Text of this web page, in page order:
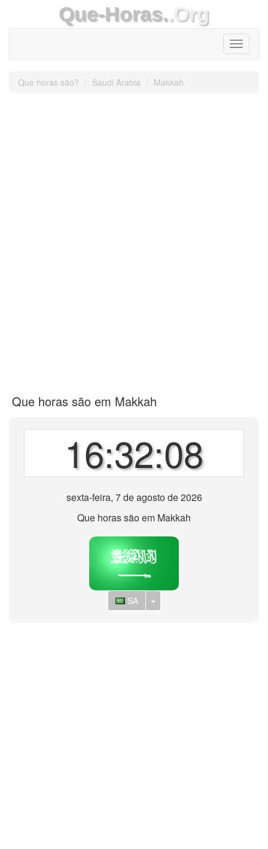
Que-Horas..Org
Toggle
Que horas são? Saudi Arabia Makkah
Que horas são em Makkah
16:32:08
sexta-feira, 7 de agosto de 2026
Que horas são em Makkah
SA Toggle Dropdown